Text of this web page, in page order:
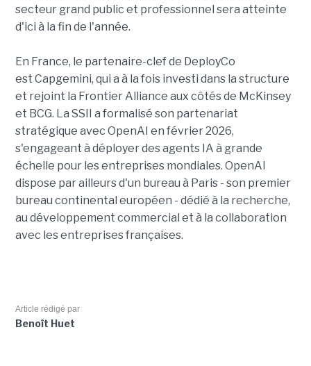
secteur grand public et professionnel sera atteinte
d'ici à la fin de l'année.
En France, le partenaire-clef de DeployCo
est Capgemini, qui a à la fois investi dans la structure
et rejoint la Frontier Alliance aux côtés de McKinsey
et BCG. La SSII a formalisé son partenariat
stratégique avec OpenAI en février 2026,
s'engageant à déployer des agents IA à grande
échelle pour les entreprises mondiales. OpenAI
dispose par ailleurs d'un bureau à Paris - son premier
bureau continental européen - dédié à la recherche,
au développement commercial et à la collaboration
avec les entreprises françaises.
Article rédigé par
Benoît Huet